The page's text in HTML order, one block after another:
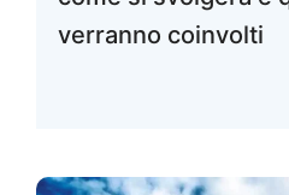
verranno coinvolti